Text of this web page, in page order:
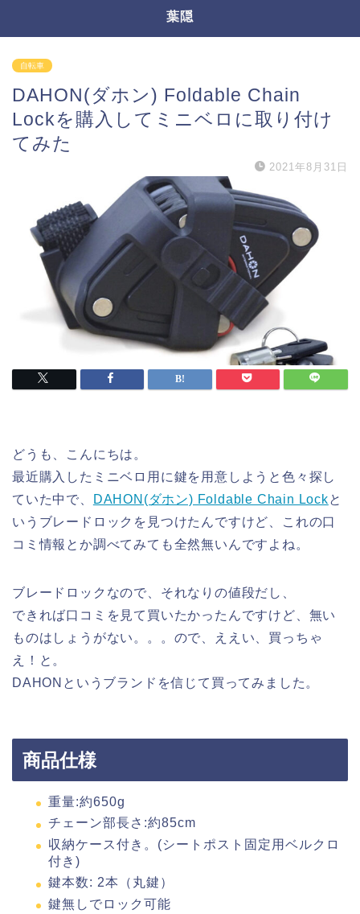
葉隠
自転車
DAHON(ダホン) Foldable Chain
Lockを購入してミニベロに取り付け
てみた
2021年8月31日
どうも、こんにちは。
最近購入したミニベロ用に鍵を用意しようと色々探し
ていた中で、
DAHON(ダホン) Foldable Chain Lockと
いうブレードロックを見つけたんですけど、これの口
コミ情報とか調べてみても全然無いんですよね。
ブレードロックなので、それなりの値段だし、
できれば口コミを見て買いたかったんですけど、無い
ものはしょうがない。。。ので、ええい、買っちゃ
え！と。
DAHONというブランドを信じて買ってみました。
商品仕様
重量:約650g
チェーン部長さ:約85cm
収納ケース付き。(シートポスト固定用ベルクロ
付き)
鍵本数: 2本（丸鍵）
鍵無しでロック可能